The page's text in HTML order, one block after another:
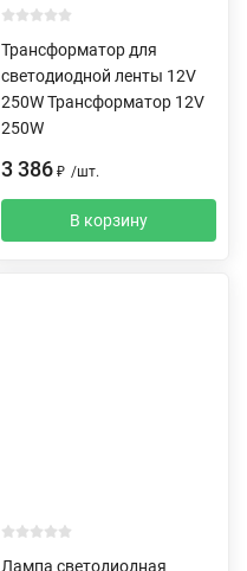
Трансформатор для
светодиодной ленты 12V
250W Трансформатор 12V
250W
3 386 ₽ /шт.
В корзину
Лампа светодиодная